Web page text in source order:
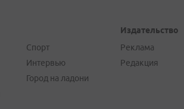
Спорт
Интервью
Город на ладони
Издательство
Реклама
Редакция